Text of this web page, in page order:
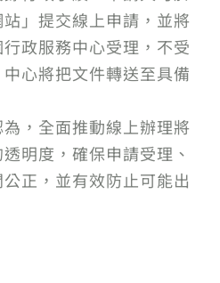
站」提交線上申請，並將
政服務中心受理，不受
心將把文件轉送至具備
，全面推動線上辦理將
明度，確保申請受理、
正，並有效防止可能出